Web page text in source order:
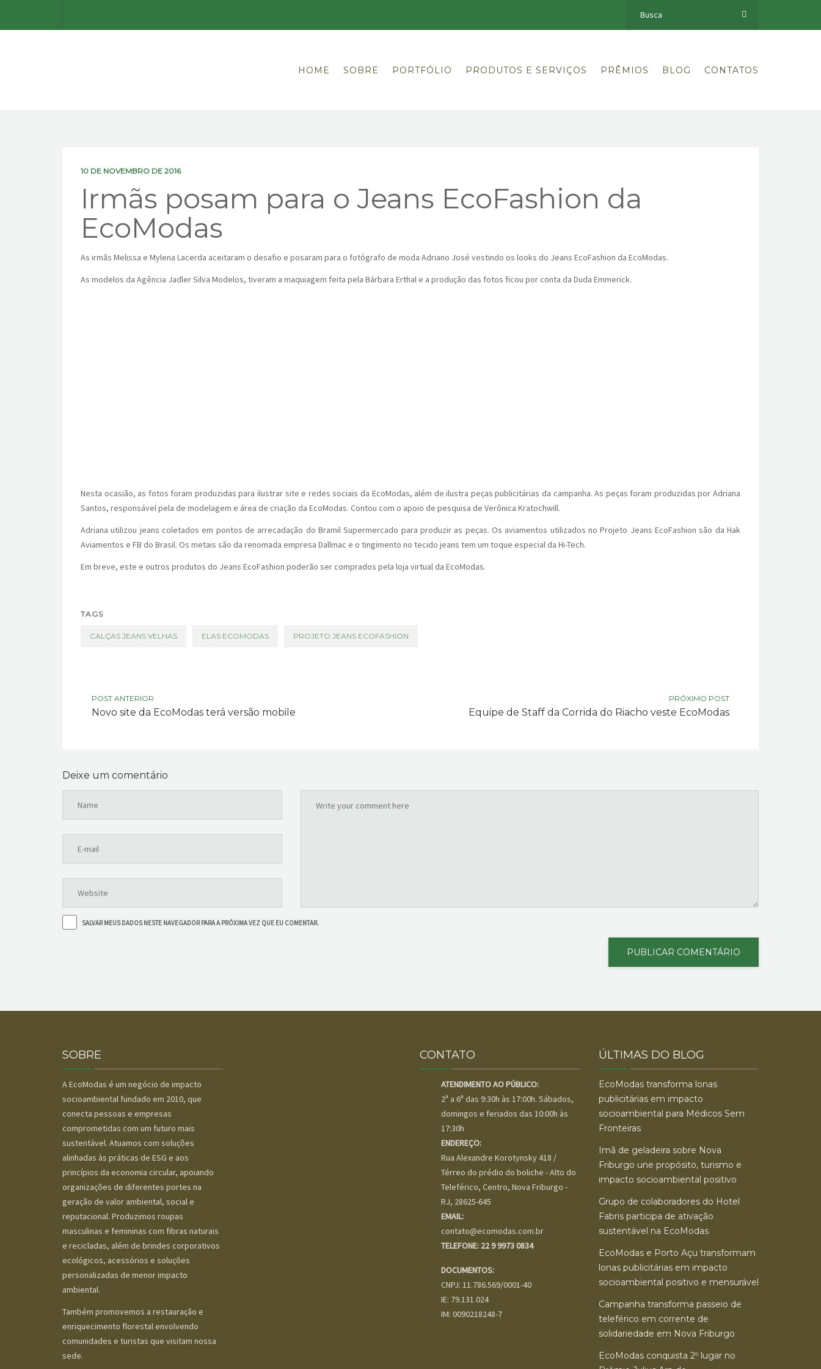
HOME SOBRE PORTFÓLIO PRODUTOS E SERVIÇOS PRÊMIOS BLOG CONTATOS
10 DE NOVEMBRO DE 2016
Irmãs posam para o Jeans EcoFashion da
EcoModas
As irmãs Melissa e Mylena Lacerda aceitaram o desafio e posaram para o fotógrafo de moda Adriano José vestindo os looks do Jeans EcoFashion da EcoModas.
As modelos da Agência Jadler Silva Modelos, tiveram a maquiagem feita pela Bárbara Erthal e a produção das fotos ficou por conta da Duda Emmerick.
Nesta ocasião, as fotos foram produzidas para ilustrar site e redes sociais da EcoModas, além de ilustra peças publicitárias da campanha. As peças foram produzidas por Adriana
Santos, responsável pela de modelagem e área de criação da EcoModas. Contou com o apoio de pesquisa de Verônica Kratochwill.
Adriana utilizou jeans coletados em pontos de arrecadação do Bramil Supermercado para produzir as peças. Os aviamentos utilizados no Projeto Jeans EcoFashion são da Hak
Aviamentos e FB do Brasil. Os metais são da renomada empresa Dallmac e o tingimento no tecido jeans tem um toque especial da Hi-Tech.
Em breve, este e outros produtos do Jeans EcoFashion poderão ser comprados pela loja virtual da EcoModas.
TAGS
CALÇAS JEANS VELHAS ELAS ECOMODAS PROJETO JEANS ECOFASHION
POST ANTERIOR
Novo site da EcoModas terá versão mobile
PRÓXIMO POST
Equipe de Staff da Corrida do Riacho veste EcoModas
Deixe um comentário
SALVAR MEUS DADOS NESTE NAVEGADOR PARA A PRÓXIMA VEZ QUE EU COMENTAR.
SOBRE
A EcoModas é um negócio de impacto
socioambiental fundado em 2010, que
conecta pessoas e empresas
comprometidas com um futuro mais
sustentável. Atuamos com soluções
alinhadas às práticas de ESG e aos
princípios da economia circular, apoiando
organizações de diferentes portes na
geração de valor ambiental, social e
reputacional. Produzimos roupas
masculinas e femininas com fibras naturais
e recicladas, além de brindes corporativos
ecológicos, acessórios e soluções
personalizadas de menor impacto
ambiental.
Também promovemos a restauração e
enriquecimento florestal envolvendo
comunidades e turistas que visitam nossa
sede.
CONTATO
ATENDIMENTO AO PÚBLICO:
2ª a 6ª das 9:30h às 17:00h. Sábados,
domingos e feriados das 10:00h às
17:30h
ENDEREÇO:
Rua Alexandre Korotynsky 418 /
Térreo do prédio do boliche - Alto do
Teleférico, Centro, Nova Friburgo -
RJ, 28625-645
EMAIL:
contato@ecomodas.com.br
TELEFONE: 22 9 9973 0834
DOCUMENTOS:
CNPJ: 11.786.569/0001-40
IE: 79.131.024
IM: 0090218248-7
ÚLTIMAS DO BLOG
EcoModas transforma lonas
publicitárias em impacto
socioambiental para Médicos Sem
Fronteiras
Imã de geladeira sobre Nova
Friburgo une propósito, turismo e
impacto socioambiental positivo
Grupo de colaboradores do Hotel
Fabris participa de ativação
sustentável na EcoModas
EcoModas e Porto Açu transformam
lonas publicitárias em impacto
socioambiental positivo e mensurável
Campanha transforma passeio de
teleférico em corrente de
solidariedade em Nova Friburgo
EcoModas conquista 2º lugar no